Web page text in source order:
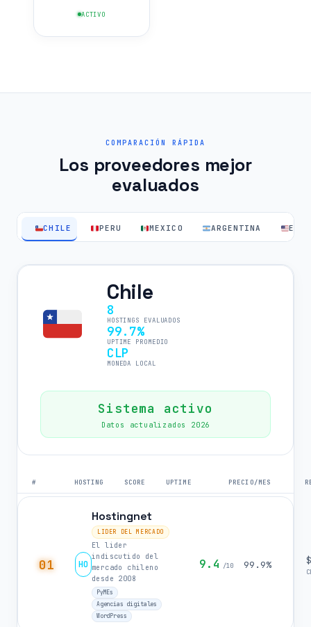
ACTIVO
COMPARACIÓN RÁPIDA
Los proveedores mejor
evaluados
CHILE PERU MEXICO ARGENTINA EEUU
Chile
8
HOSTINGS EVALUADOS
99.7%
UPTIME PROMEDIO
CLP
MONEDA LOCAL
Sistema activo
Datos actualizados 2026
# HOSTING SCORE UPTIME PRECIO/MES
01 HO
Hostingnet
LIDER DEL MERCADO
El lider
indiscutido del
mercado chileno
desde 2008
PyMEs
Agencias digitales
WordPress
9.4 /10 99.9%